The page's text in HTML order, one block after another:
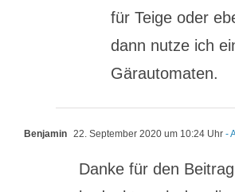
für Teige oder
dann nutze ich
Gärautomaten.
Benjamin 22. September 2020 um 10:24 Uhr -
Danke für den